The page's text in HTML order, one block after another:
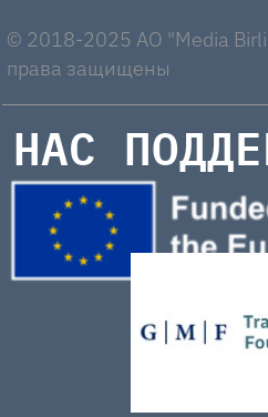
© 2018-2025 AO "Media
права защищены
НАС